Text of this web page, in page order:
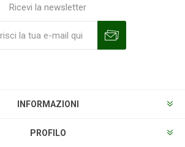
Ricevi la newsletter
INFORMAZIONI
PROFILO